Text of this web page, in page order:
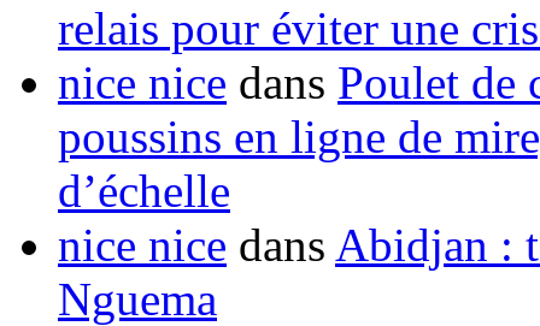
relais pour éviter une
nice nice dans Poulet de
poussins en ligne de
d’échelle
nice nice dans Abidjan :
Nguema